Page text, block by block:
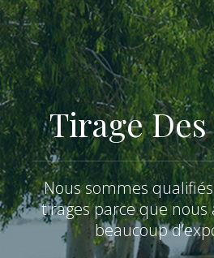
Tirage
Nous sommes
tirages parce que nous
beaucoup